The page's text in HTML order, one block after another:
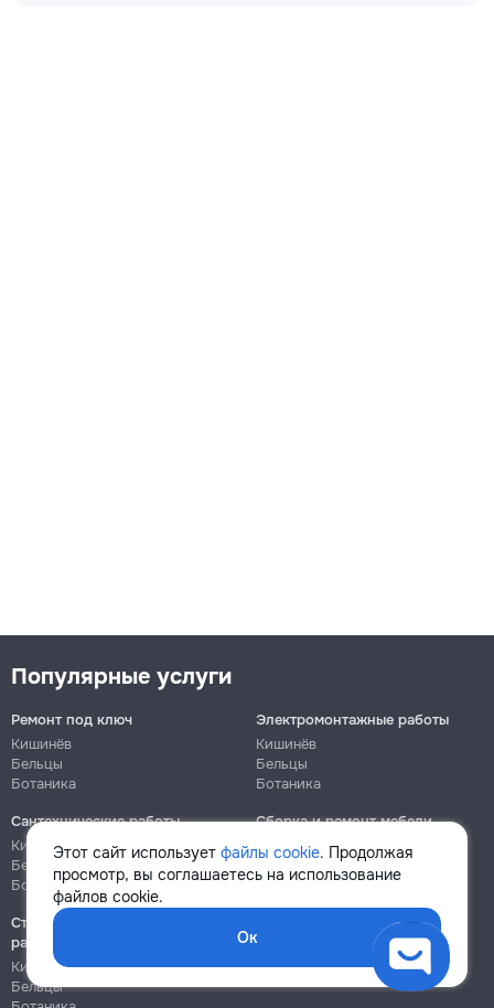
Этот сайт использует файлы cookie. Продолжая
просмотр, вы соглашаетесь на использование
файлов cookie.
Ок
Популярные услуги
Ремонт под ключ
Кишинёв
Бельцы
Ботаника
Электромонтажные работы
Кишинёв
Бельцы
Ботаника
Сантехнические работы
Кишинёв
Бельцы
Ботаника
Сборка и ремонт мебели
Кишинёв
Ботаника
Строительно-монтажные
работы
Кишинёв
Бельцы